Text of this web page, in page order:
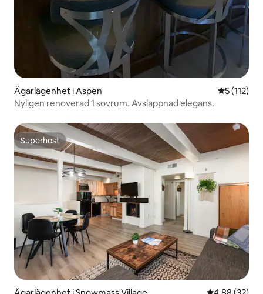
Ägarlägenhet i Aspen 5 av 5 i
5 (112)
Nyligen renoverad 1 sovrum. Avslappnad elegans.
Superhost
Superhost